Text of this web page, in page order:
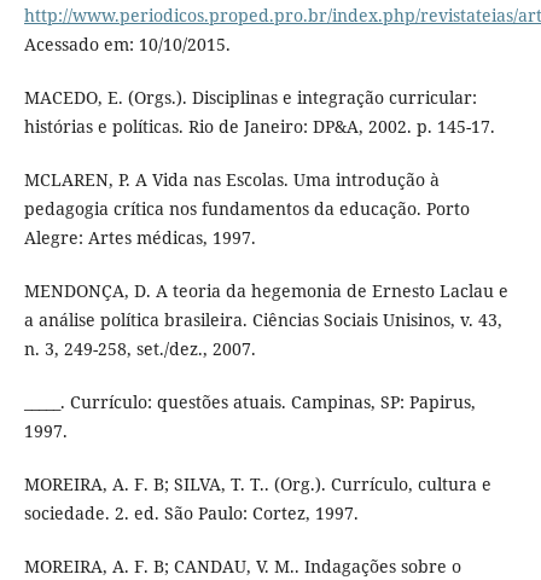
http://www.periodicos.proped.pro.br/index.php/revistateias/
Acessado em: 10/10/2015.
MACEDO, E. (Orgs.). Disciplinas e integração curricular:
histórias e políticas. Rio de Janeiro: DP&A, 2002. p. 145-17.
MCLAREN, P. A Vida nas Escolas. Uma introdução à
pedagogia crítica nos fundamentos da educação. Porto
Alegre: Artes médicas, 1997.
MENDONÇA, D. A teoria da hegemonia de Ernesto Laclau e
a análise política brasileira. Ciências Sociais Unisinos, v. 43,
n. 3, 249-258, set./dez., 2007.
_____. Currículo: questões atuais. Campinas, SP: Papirus,
1997.
MOREIRA, A. F. B; SILVA, T. T.. (Org.). Currículo, cultura e
sociedade. 2. ed. São Paulo: Cortez, 1997.
MOREIRA, A. F. B; CANDAU, V. M.. Indagações sobre o